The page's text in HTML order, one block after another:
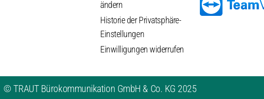
ändern
Historie der Privatsphäre-
Einstellungen
Einwilligungen widerrufen
© TRAUT Bürokommunikation GmbH & Co. KG 2025